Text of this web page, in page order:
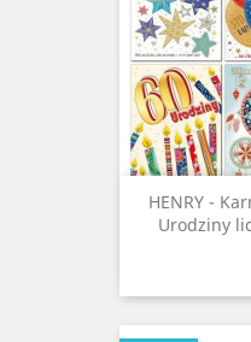
HENRY -
Urodziny